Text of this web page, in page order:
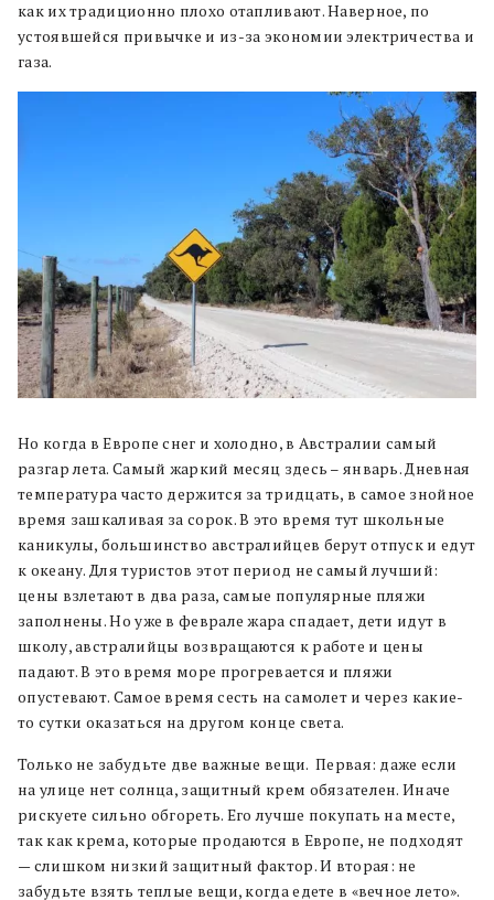
как их традиционно плохо отапливают. Наверное, по
устоявшейся привычке и из-за экономии электричества и
газа.
Но когда в Европе снег и холодно, в Австралии самый
разгар лета. Самый жаркий месяц здесь – январь. Дневная
температура часто держится за тридцать, в самое знойное
время зашкаливая за сорок. В это время тут школьные
каникулы, большинство австралийцев берут отпуск и едут
к океану. Для туристов этот период не самый лучший:
цены взлетают в два раза, самые популярные пляжи
заполнены. Но уже в феврале жара спадает, дети идут в
школу, австралийцы возвращаются к работе и цены
падают. В это время море прогревается и пляжи
опустевают. Самое время сесть на самолет и через какие-
то сутки оказаться на другом конце света.
Только не забудьте две важные вещи. Первая: даже если
на улице нет солнца, защитный крем обязателен. Иначе
рискуете сильно обгореть. Его лучше покупать на месте,
так как крема, которые продаются в Европе, не подходят
— слишком низкий защитный фактор. И вторая: не
забудьте взять теплые вещи, когда едете в «вечное лето».